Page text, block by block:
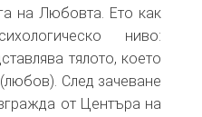
на Любовта. Ето как
ниво:
тялото, което
След зачеване
от Центъра на